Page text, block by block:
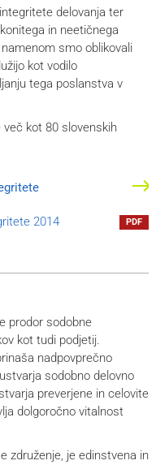
delovanja ter
in neetičnega
smo oblikovali
kot vodilo
tega poslanstva v
več kot 80 slovenskih
2014
PDF
prodor sodobne
kot tudi podjetij.
nadpovprečno
sodobno delovno
preverjene in celovite
dolgoročno vitalnost
združenje, je edinstvena in